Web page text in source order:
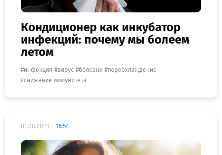
Кондиционер как инкубатор
инфекций: почему мы болеем
летом
инфекция вирус болезни
переохлаждение
снижение иммунитета
01.08.2023 16:54